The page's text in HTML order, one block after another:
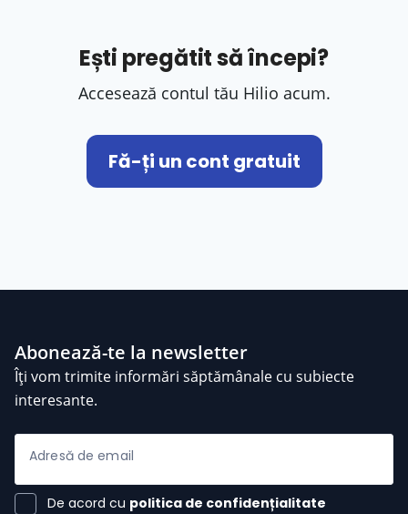
Ești pregătit să începi?
Accesează contul tău Hilio acum.
Fă-ți un cont gratuit
Abonează-te la newsletter
Îți vom trimite informări săptămânale cu subiecte
interesante.
Adresă de email
De acord cu politica de confidențialitate